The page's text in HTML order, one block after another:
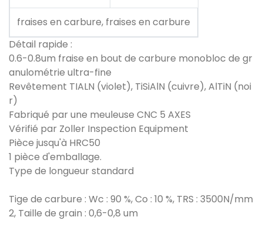
fraises en carbure, fraises en carbure
Détail rapide :
0.6-0.8um fraise en bout de carbure monobloc de gr
anulométrie ultra-fine
Revêtement TIALN (violet), TiSiAlN (cuivre), AlTiN (noi
r)
Fabriqué par une meuleuse CNC 5 AXES
Vérifié par Zoller Inspection Equipment
Pièce jusqu'à HRC50
1 pièce d'emballage.
Type de longueur standard
Tige de carbure : Wc : 90 %, Co : 10 %, TRS : 3500N/mm
2, Taille de grain : 0,6-0,8 um